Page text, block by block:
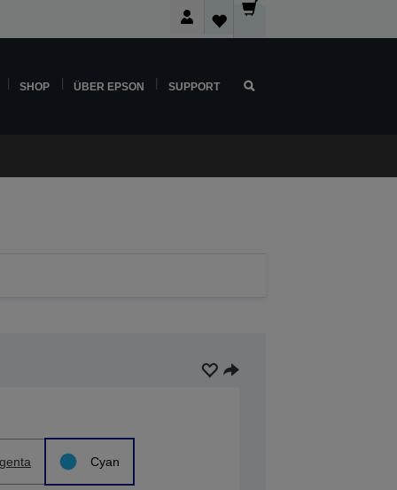
SHOP ÜBER EPSON SUPPORT
Cyan